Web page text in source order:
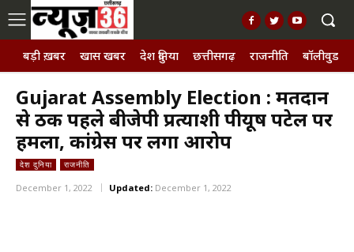
बड़ी ख़बर खास खबर देश दुनिया छत्तीसगढ़ राजनीति बॉलीवुड,
Gujarat Assembly Election : मतदान
से ठीक पहले बीजेपी प्रत्याशी पीयूष पटेल पर
हमला, कांग्रेस पर लगा आरोप
देश दुनिया राजनीति
December 1, 2022 Updated: December 1, 2022